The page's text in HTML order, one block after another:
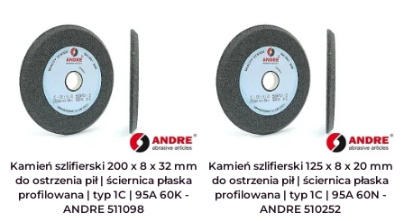
Kamień szlifierski 200 x 8 x 32 mm
do ostrzenia pił | ściernica płaska
profilowana | typ 1C | 95A 60K -
ANDRE 511098
Kamień szlifierski 125 x 8 x 20 mm
do ostrzenia pił | ściernica płaska
profilowana | typ 1C | 95A 60N -
ANDRE 510252